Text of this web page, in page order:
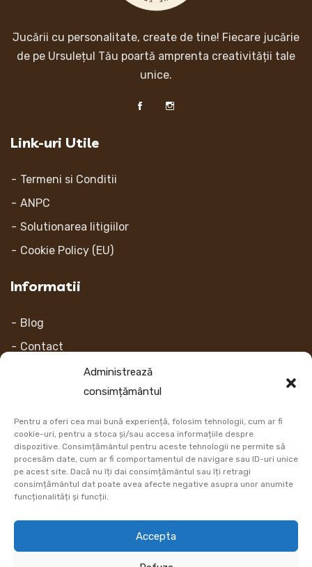
Administrează
consimțământul
Pentru a oferi cea mai bună experiență, folosim tehnologii, cum ar fi
cookie-uri, pentru a stoca și/sau accesa informațiile despre
dispozitive. Consimțământul pentru aceste tehnologii ne permite să
procesăm date, cum ar fi comportamentul de navigare sau ID-uri unice
pe acest site. Dacă nu îți dai consimțământul sau îți retragi
consimțământul dat poate avea afecte negative asupra unor anumite
funcționalități și funcții.
Accepta
Jucării cu personalitate, create de tine! Fiecare jucărie
de pe Ursulețul Tău poartă amprenta creativității tale
unice.
Link-uri Utile
Termeni si Conditii
ANPC
Solutionarea litigiilor
Cookie Policy (EU)
Informatii
Blog
Contact
Link-uri
Retur
Metoda de plata